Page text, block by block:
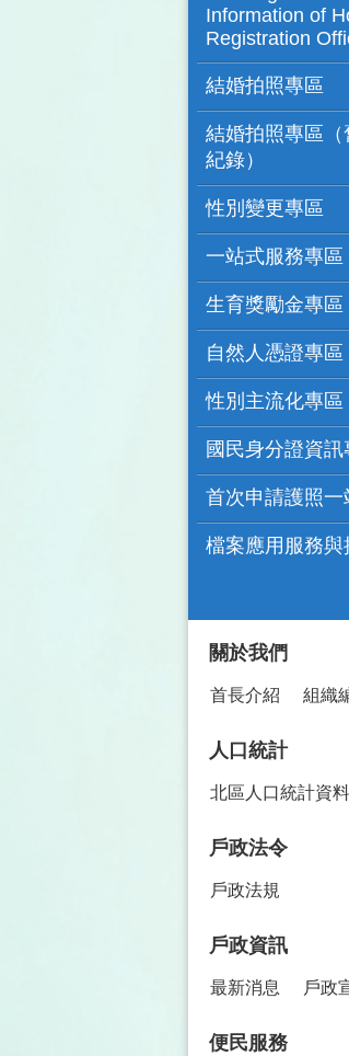
Information of
Registration
結婚拍照專區
結婚拍照專區（
紀錄）
性別變更專區
一站式服務專區
生育獎勵金專區
自然人憑證專區
性別主流化專區
國民身分證資訊
首次申請護照一
檔案應用服務與
關於我們
首長介紹 組織
人口統計
北區人口統計資料
戶政法令
戶政法規
戶政資訊
最新消息 戶政
便民服務